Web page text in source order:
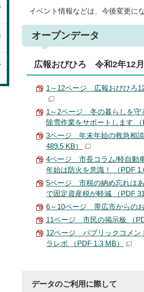
イベント情報などは、今後変更に
オープンデータ
広報おびひろ 令和2年12
1～12ページ 広報おびひろ
1～2ページ 冬の暮らしを守
除雪作業をサポートします （
3ページ 年末年始の救急相
489.5 KB）
4ページ 市長コラム/軽自動
年始は防火を意識！ （PDF
5ページ 市税の納め忘れは
で固定資産税が軽減 （PDF
6～10ページ 帯広市からのお
11ページ 市民の掲示板 （
12ページ パブリックコメン
ラレポ （PDF 1.3 MB）
データのご利用に際して